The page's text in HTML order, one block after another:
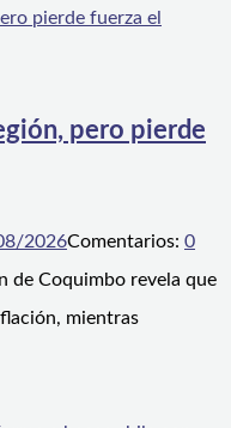
pero pierde
2026Comentarios: 0
de Coquimbo revela que
mientras